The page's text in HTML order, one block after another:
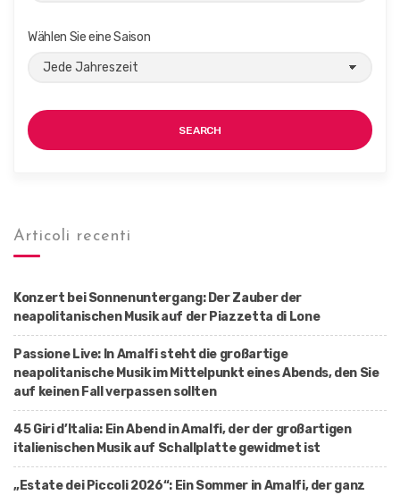
Wählen Sie eine Saison
SEARCH
Articoli recenti
Konzert bei Sonnenuntergang: Der Zauber der
neapolitanischen Musik auf der Piazzetta di Lone
Passione Live: In Amalfi steht die großartige
neapolitanische Musik im Mittelpunkt eines Abends, den Sie
auf keinen Fall verpassen sollten
45 Giri d’Italia: Ein Abend in Amalfi, der der großartigen
italienischen Musik auf Schallplatte gewidmet ist
„Estate dei Piccoli 2026“: Ein Sommer in Amalfi, der ganz